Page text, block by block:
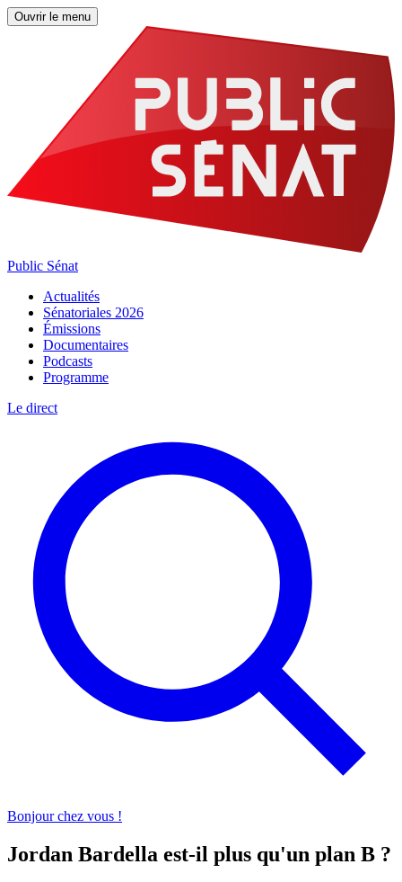
Ouvrir le menu
Public Sénat
Actualités
Sénatoriales 2026
Émissions
Documentaires
Podcasts
Programme
Le direct
Bonjour chez vous !
Jordan Bardella est-il plus qu'un plan B ?